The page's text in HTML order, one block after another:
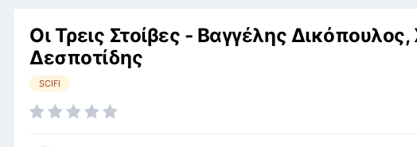
Οι Τρεις Στοίβες - Βαγγέλης
Δεσποτίδης
SCIFI